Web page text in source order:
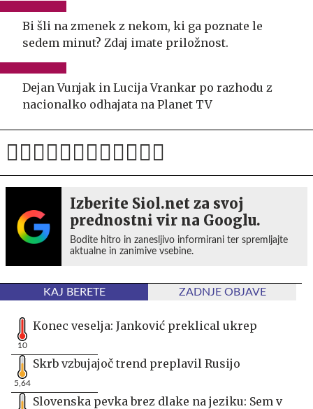
Bi šli na zmenek z nekom, ki ga poznate le
sedem minut? Zdaj imate priložnost.
Dejan Vunjak in Lucija Vrankar po razhodu z
nacionalko odhajata na Planet TV
Izberite Siol.net za svoj
prednostni vir na Googlu.
Bodite hitro in zanesljivo informirani ter spremljajte
aktualne in zanimive vsebine.
KAJ BERETE ZADNJE OBJAVE
10
Konec veselja: Janković preklical ukrep
5,64
Skrb vzbujajoč trend preplavil Rusijo
Slovenska pevka brez dlake na jeziku: Sem v